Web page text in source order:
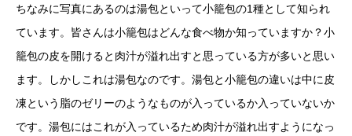
ちなみに写真にあるのは湯包といって小籠包の1種として知られ
ています。皆さんは小籠包はどんな食べ物か知っていますか？小
籠包の皮を開けると肉汁が溢れ出すと思っている方が多いと思い
ます。しかしこれは湯包なのです。湯包と小籠包の違いは中に皮
凍という脂のゼリーのようなものが入っているか入っていないか
です。湯包にはこれが入っているため肉汁が溢れ出すようになっ